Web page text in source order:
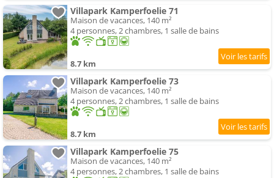
Villapark Kamperfoelie 71
Maison de vacances, 140 m²
4 personnes, 2 chambres, 1 salle de bains
8.7 km
Villapark Kamperfoelie 73
Maison de vacances, 140 m²
4 personnes, 2 chambres, 1 salle de bains
8.7 km
Villapark Kamperfoelie 75
Maison de vacances, 140 m²
4 personnes, 2 chambres, 1 salle de bains